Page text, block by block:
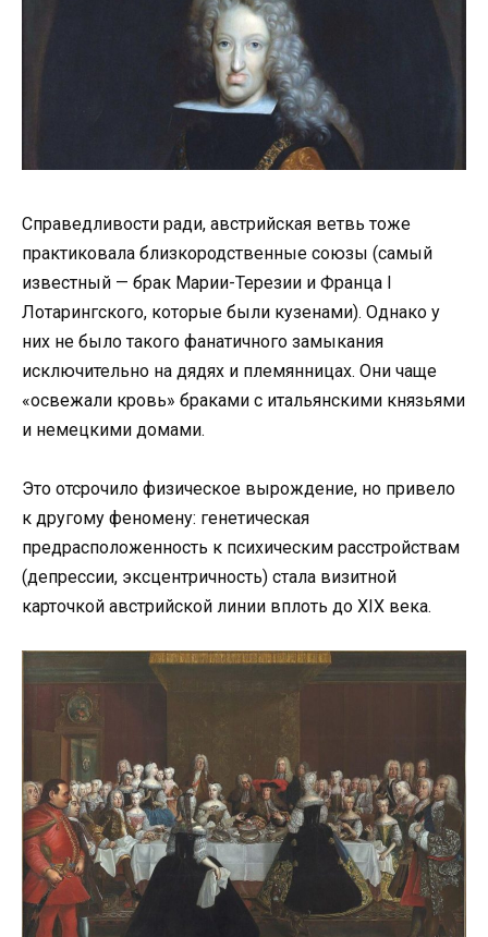
Справедливости ради, австрийская ветвь тоже
практиковала близкородственные союзы (самый
известный — брак Марии-Терезии и Франца I
Лотарингского, которые были кузенами). Однако у
них не было такого фанатичного замыкания
исключительно на дядях и племянницах. Они чаще
«освежали кровь» браками с итальянскими князьями
и немецкими домами.
Это отсрочило физическое вырождение, но привело
к другому феномену: генетическая
предрасположенность к психическим расстройствам
(депрессии, эксцентричность) стала визитной
карточкой австрийской линии вплоть до XIX века.